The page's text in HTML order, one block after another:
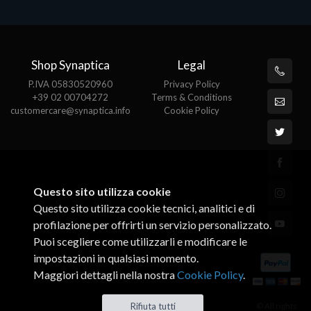
Shop Synaptica
P.IVA 05830520960
+39 02 00704272
customercare@synaptica.info
Legal
Privacy Policy
Terms & Conditions
Cookie Policy
Questo sito utilizza cookie
Questo sito utilizza cookie tecnici, analitici e di
profilazione per offrirti un servizio personalizzato.
Puoi scegliere come utilizzarli e modificare le
impostazioni in qualsiasi momento.
Maggiori dettagli nella nostraCookie Policy.
Rifiuta tutti